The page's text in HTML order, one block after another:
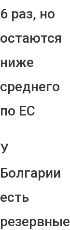
6 раз, но
остаются
ниже
среднего
по ЕС
У
Болгарии
есть
резервные